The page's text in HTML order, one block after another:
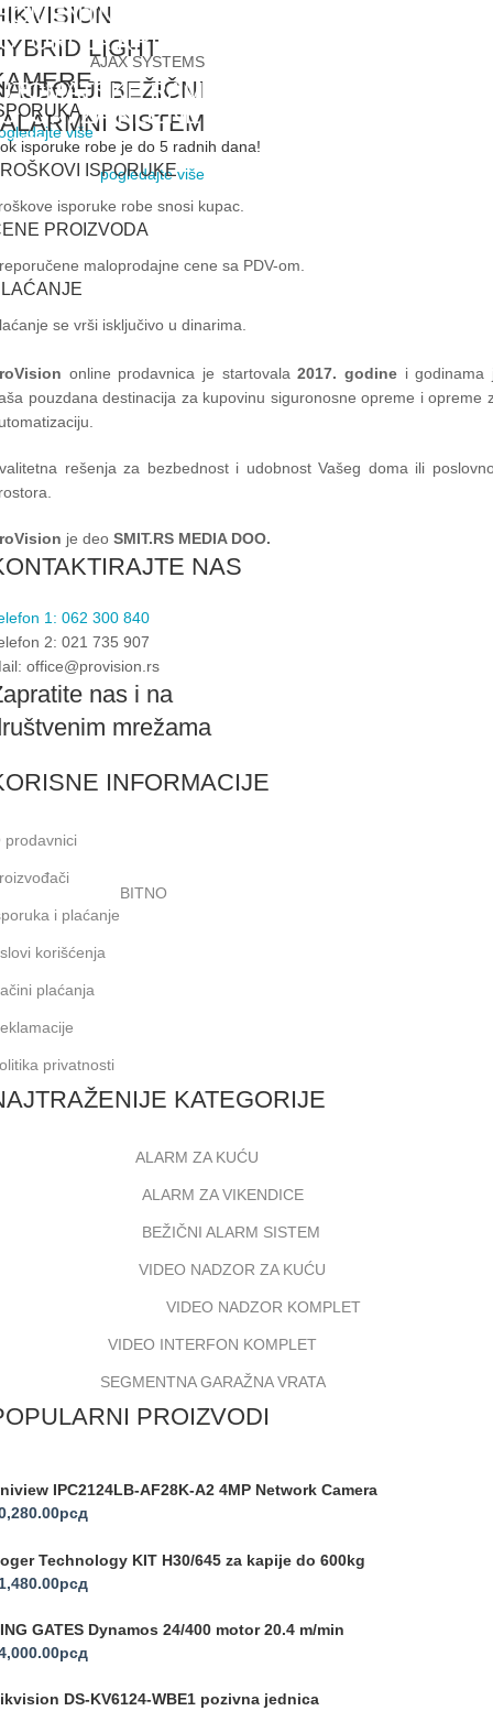
LIGHT
više
GARAŽNA VRATA
ZA KRILNE KAPIJE
VIŠE
AJAX SYSTEMS
BEŽIČNI
ALARMNI SISTEM
pogledajte više
RAMPE
VIŠE
ZA KLIZNE
VIŠE
isporuke robe je do 5 radnih dana!
ISPORUKE
isporuke robe snosi kupac.
PROIZVODA
maloprodajne cene sa PDV-om.
se vrši isključivo u dinarima.
online prodavnica je startovala2017. godine i godinama
pouzdana destinacija za kupovinu siguronosne opreme i opreme
rešenja za bezbednost i udobnost Vašeg doma ili
je deo SMIT.RS MEDIA DOO.
NAS
1: 062 300 840
2: 021 735 907
office@provision.rs
nas i na
mrežama
INFORMACIJE
prodavnici
i plaćanje
BITNO
korišćenja
plaćanja
privatnosti
KATEGORIJE
ALARM ZA KUĆU
ALARM ZA VIKENDICE
BEŽIČNI ALARM SISTEM
VIDEO NADZOR ZA KUĆU
VIDEO NADZOR KOMPLET
VIDEO INTERFON KOMPLET
SEGMENTNA GARAŽNA VRATA
PROIZVODI
IPC2124LB-AF28K-A2 4MP Network Camera
рсд
Technology KIT H30/645 za kapije do 600kg
рсд
GATES Dynamos 24/400 motor 20.4 m/min
рсд
DS-KV6124-WBE1 pozivna jednica